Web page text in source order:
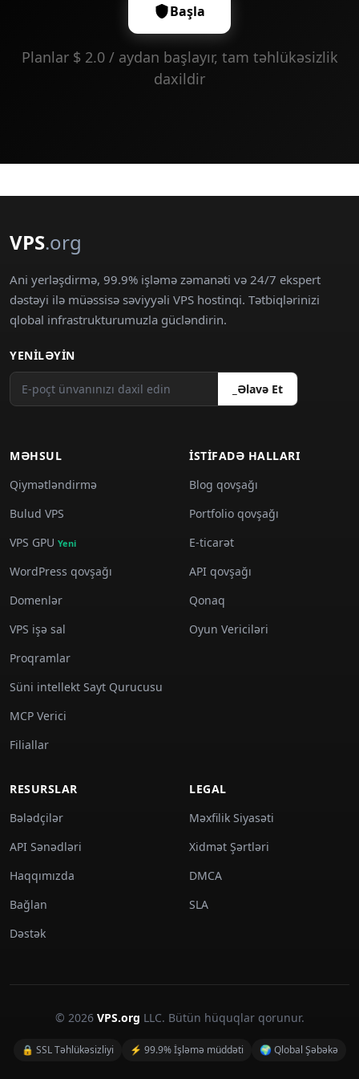
Başla
Planlar $ 2.0 / aydan başlayır, tam təhlükəsizlik
daxildir
VPS.org
Ani yerləşdirmə, 99.9% işləmə zəmanəti və 24/7 ekspert
dəstəyi ilə müəssisə səviyyəli VPS hostinqi. Tətbiqlərinizi
qlobal infrastrukturumuzla gücləndirin.
YENILƏYIN
_Əlavə Et
MƏHSUL
Qiymətləndirmə
Bulud VPS
VPS GPU Yeni
WordPress qovşağı
Domenlər
VPS işə sal
Proqramlar
Süni intellekt Sayt Qurucusu
MCP Verici
Filiallar
İSTIFADƏ HALLARI
Blog qovşağı
Portfolio qovşağı
E-ticarət
API qovşağı
Qonaq
Oyun Vericiləri
RESURSLAR
Bələdçilər
API Sənədləri
Haqqımızda
Bağlan
Dəstək
LEGAL
Məxfilik Siyasəti
Xidmət Şərtləri
DMCA
SLA
© 2026 VPS.org LLC. Bütün hüquqlar qorunur.
🔒 SSL Təhlükəsizliyi ⚡ 99.9% İşləmə müddəti 🌍 Qlobal Şəbəkə